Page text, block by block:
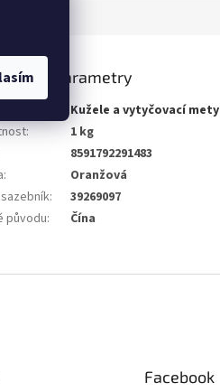
parametry
Kužele a vytyčovací mety
:
1 kg
8591792291483
:
Oranžová
:
39269097
původu: Čína
Facebook